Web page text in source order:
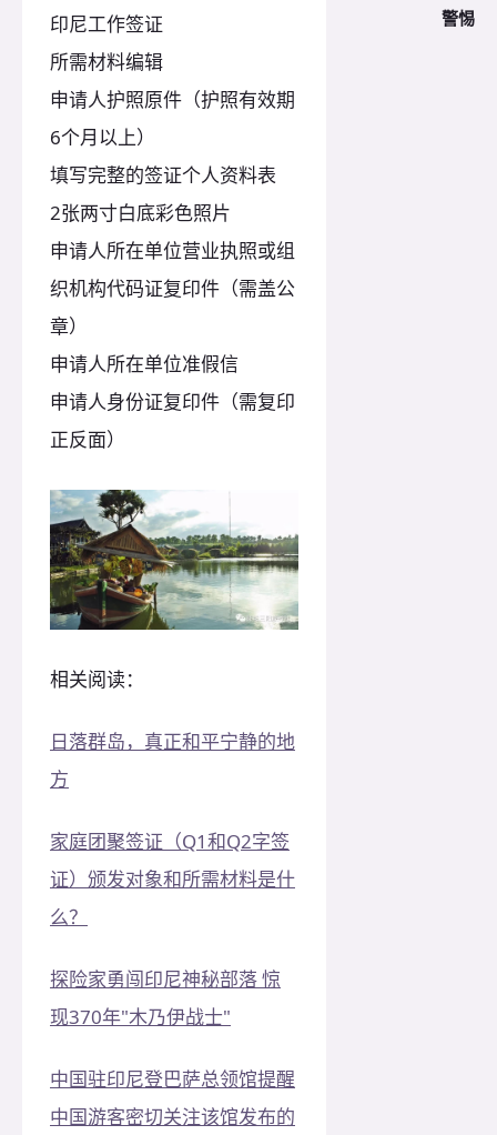
印尼工作签证
所需材料编辑
申请人护照原件（护照有效期
6个月以上）
填写完整的签证个人资料表
2张两寸白底彩色照片
申请人所在单位营业执照或组
织机构代码证复印件（需盖公
章）
申请人所在单位准假信
申请人身份证复印件（需复印
正反面）
相关阅读：
日落群岛，真正和平宁静的地
方
家庭团聚签证（Q1和Q2字签
证）颁发对象和所需材料是什
么？
探险家勇闯印尼神秘部落 惊
现370年"木乃伊战士"
中国驻印尼登巴萨总领馆提醒
中国游客密切关注该馆发布的
警惕